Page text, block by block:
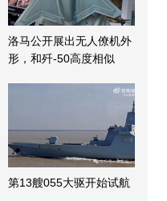
洛马公开展出无人僚机外
形，和歼-50高度相似
第13艘055大驱开始试航